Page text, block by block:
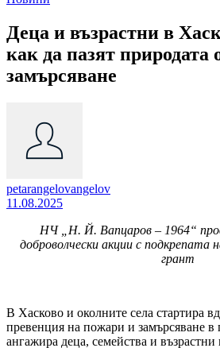
Деца и възрастни в
как да пазят природата
замърсяване
petarangelovangelov
11.08.2025
НЧ „Н. Й. Вапцаров – 1964“
доброволчески акции с подкрепата
грант
В Хасково и околните села стартира
превенция на пожари и замърсяване в
ангажира деца, семейства и